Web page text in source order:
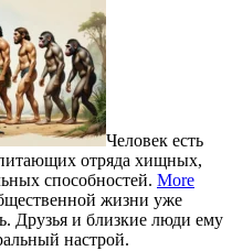
Человек есть
отряда хищных,
способностей. More
жизни уже
Друзья и близкие люди ему
настрой.